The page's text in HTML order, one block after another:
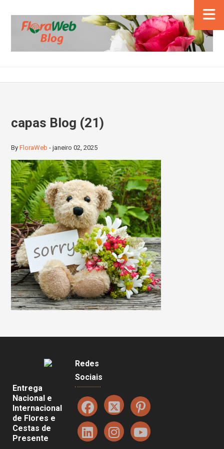
capas Blog (21)
ByFloraWeb -janeiro 02, 2025
Entrega
Nacional e
Internacional
de Flores e
Cestas de
Presente
Redes
Sociais